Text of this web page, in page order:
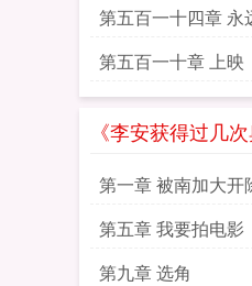
第五百一十四章
第五百一十章 上映
《李安获得过几
第一章 被南加大开
第五章 我要拍电影
第九章 选角